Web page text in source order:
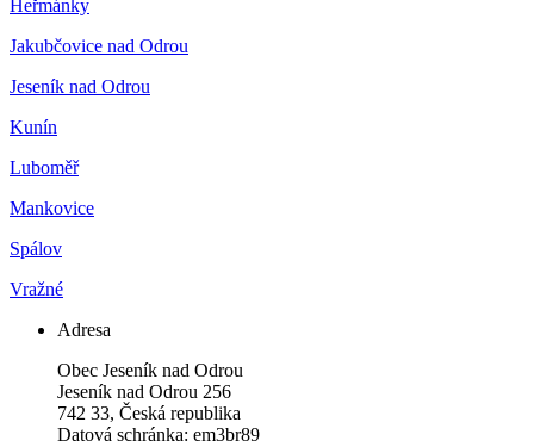
Heřmánky
Jakubčovice nad Odrou
Jeseník nad Odrou
Kunín
Luboměř
Mankovice
Spálov
Vražné
Adresa
Obec Jeseník nad Odrou
Jeseník nad Odrou 256
742 33, Česká republika
Datová schránka: em3br89